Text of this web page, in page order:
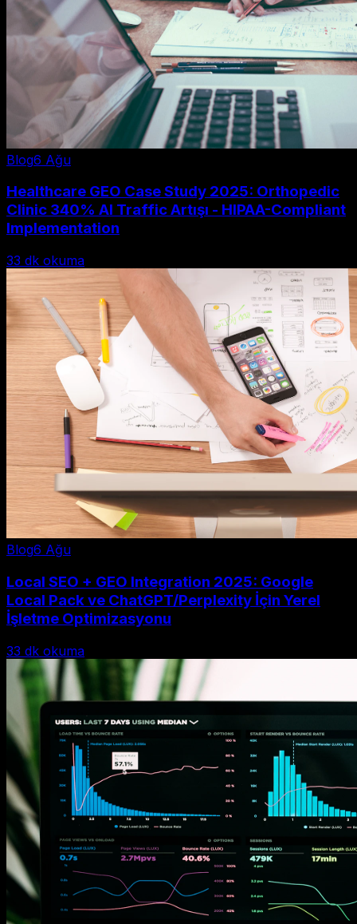
Blog6 Ağu
Healthcare GEO Case Study 2025: Orthopedic
Clinic 340% AI Traffic Artışı - HIPAA-Compliant
Implementation
33 dk okuma
Blog6 Ağu
Local SEO + GEO Integration 2025: Google
Local Pack ve ChatGPT/Perplexity İçin Yerel
İşletme Optimizasyonu
33 dk okuma